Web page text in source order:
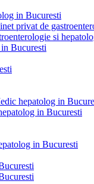
in Bucuresti
privat de
si
Bucuresti
hepatolog in
in Bucuresti
in Bucuresti